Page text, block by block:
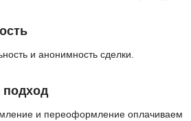
и анонимность сделки.
и переоформление оплачиваем